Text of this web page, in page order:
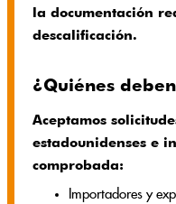
la documentación
descalificación.
¿Quiénes
Aceptamos
estadounidenses e
comprobada:
Importadores y